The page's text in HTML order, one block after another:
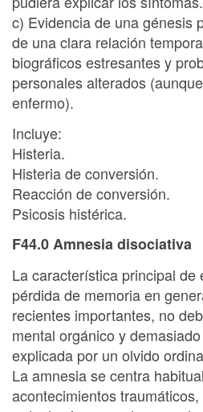
c) Evidencia de una génesis
de una clara relación
biográficos estresantes y
personales alterados
enfermo).
Incluye:
Histeria.
Histeria de conversión.
Reacción de conversión.
Psicosis histérica.
F44.0 Amnesia disociativa
La característica principal de
pérdida de memoria en
recientes importantes, no
mental orgánico y
explicada por un olvido
La amnesia se centra
acontecimientos